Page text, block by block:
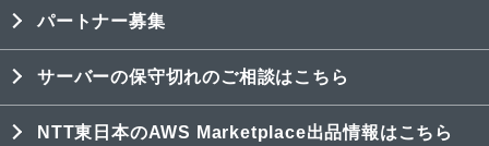
パートナー募集
サーバーの保守切れのご相談はこちら
NTT東日本のAWS Marketplace出品情報はこちら